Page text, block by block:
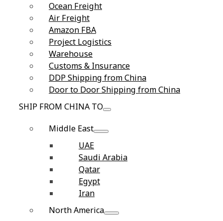
Ocean Freight
Air Freight
Amazon FBA
Project Logistics
Warehouse
Customs & Insurance
DDP Shipping from China
Door to Door Shipping from China
SHIP FROM CHINA TO
Middle East
UAE
Saudi Arabia
Qatar
Egypt
Iran
North America